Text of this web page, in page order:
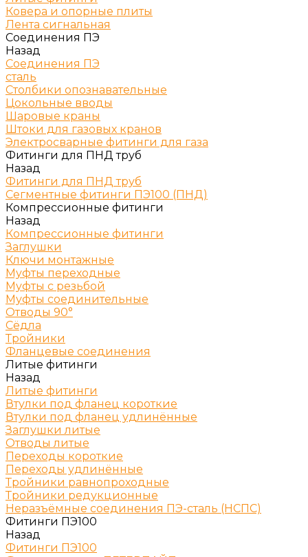
Ковера и опорные плиты
Лента сигнальная
Соединения ПЭ
Назад
Соединения ПЭ
сталь
Столбики опознавательные
Цокольные вводы
Шаровые краны
Штоки для газовых кранов
Электросварные фитинги для газа
Фитинги для ПНД труб
Назад
Фитинги для ПНД труб
Сегментные фитинги ПЭ100 (ПНД)
Компрессионные фитинги
Назад
Компрессионные фитинги
Заглушки
Ключи монтажные
Муфты переходные
Муфты с резьбой
Муфты соединительные
Отводы 90°
Сёдла
Тройники
Фланцевые соединения
Литые фитинги
Назад
Литые фитинги
Втулки под фланец короткие
Втулки под фланец удлинённые
Заглушки литые
Отводы литые
Переходы короткие
Переходы удлинённые
Тройники равнопроходные
Тройники редукционные
Неразъёмные соединения ПЭ-сталь (НСПС)
Фитинги ПЭ100
Назад
Фитинги ПЭ100